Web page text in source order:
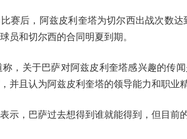
比赛后，阿兹皮利奎塔为切尔西出战次数
员和切尔西的合同明夏到期。
称，关于巴萨对阿兹皮利奎塔感兴趣的传
并且认为阿兹皮利奎塔的领导能力和职业
示，巴萨过去想得到谁就能得到，但目前